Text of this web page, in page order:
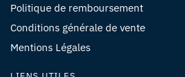
Politique de remboursement
Conditions générale de vente
Mentions Légales